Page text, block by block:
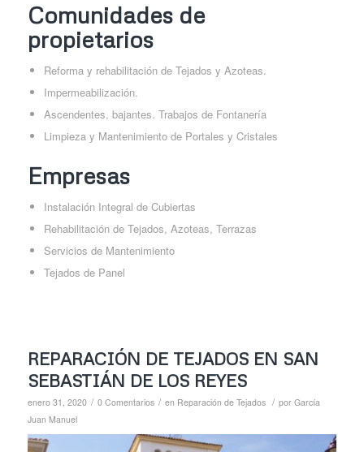
Comunidades de
propietarios
Reforma y rehabilitación de Tejados y Azoteas.
Impermeabilización.
Ascendentes, bajantes. Trabajos de Fontanería
Limpieza y Mantenimiento de Portales y Cristales
Empresas
Instalación Integral de Cubiertas
Rehabilitación de Tejados, Azoteas, Terrazas
Servicios de Mantenimiento
Tejados de Panel
REPARACIÓN DE TEJADOS EN SAN
SEBASTIÁN DE LOS REYES
enero 31, 2020 / 0 Comentarios / en Reparación de Tejados / por García
Juan Manuel